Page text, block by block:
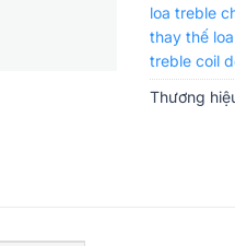
loa treble
thay thế
treble coil
Thương